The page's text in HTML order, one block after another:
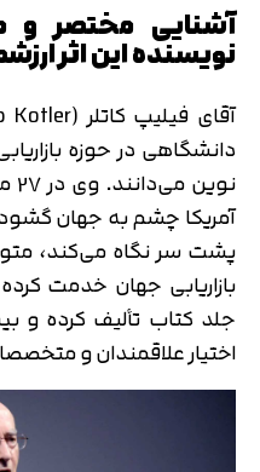
آشنایی مختصر و
نویسنده این اثر
دانشگاهی در حوزه
پشت سر نگاه می‌کند،
جلد کتاب تألیف کرده و
اختیار علاقمندان و